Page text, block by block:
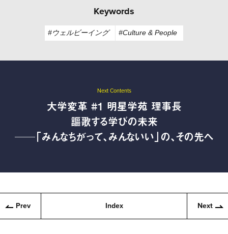
Keywords
#ウェルビーイング #Culture & People
Next Contents
大学変革 #1 明星学苑 理事長
謳歌する学びの未来
──「みんなちがって、みんないい」の、その先へ
Prev Index Next